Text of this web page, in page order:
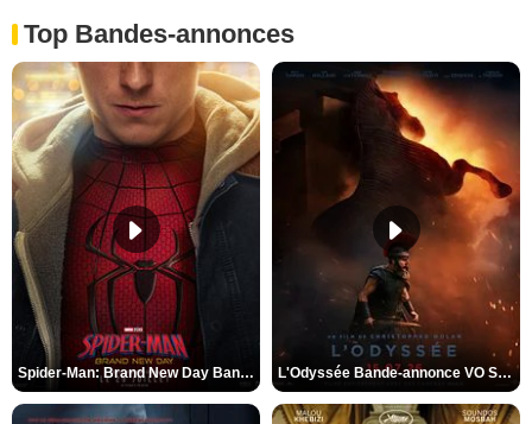
Top Bandes-annonces
Spider-Man: Brand New Day Bande-annonce VO STFR L'Odyssée Bande-annonce VO STFR